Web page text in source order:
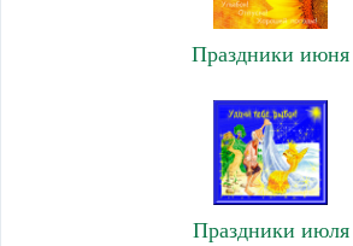
Праздники июня
Праздники июля